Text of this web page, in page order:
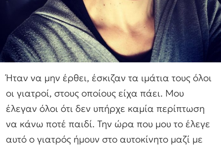
Ήταν να μην έρθει, έσκιζαν τα ιμάτια τους όλοι
οι γιατροί, στους οποίους είχα πάει. Μου
έλεγαν όλοι ότι δεν υπήρχε καμία περίπτωση
να κάνω ποτέ παιδί. Την ώρα που μου το έλεγε
αυτό ο γιατρός ήμουν στο αυτοκίνητο μαζί με